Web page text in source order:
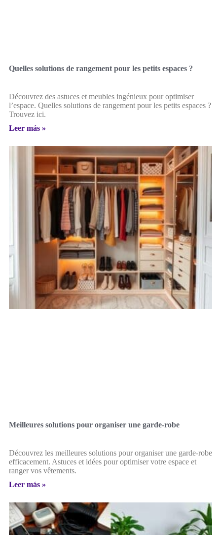
Quelles solutions de rangement pour les petits espaces ?
Découvrez des astuces et meubles ingénieux pour optimiser
l’espace. Quelles solutions de rangement pour les petits espaces ?
Trouvez ici.
Leer más »
Meilleures solutions pour organiser une garde-robe
Découvrez les meilleures solutions pour organiser une garde-robe
efficacement. Astuces et idées pour optimiser votre espace et
ranger vos vêtements.
Leer más »